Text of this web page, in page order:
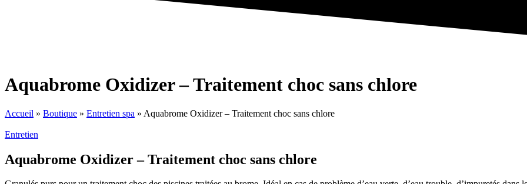
Aquabrome Oxidizer – Traitement choc sans chlore
Accueil » Boutique » Entretien spa » Aquabrome Oxidizer – Traitement choc sans chlore
Entretien
Aquabrome Oxidizer – Traitement choc sans chlore